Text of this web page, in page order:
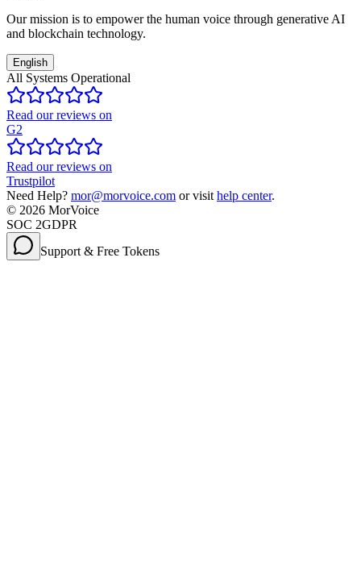
Our mission is to empower the human voice through generative AI
and blockchain technology.
English
All Systems Operational
Read our reviews on
G2
Read our reviews on
Trustpilot
Need Help? mor@morvoice.com or visit help center.
© 2026 MorVoice
SOC 2GDPR
Support & Free Tokens